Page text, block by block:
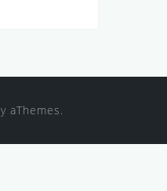
aThemes.